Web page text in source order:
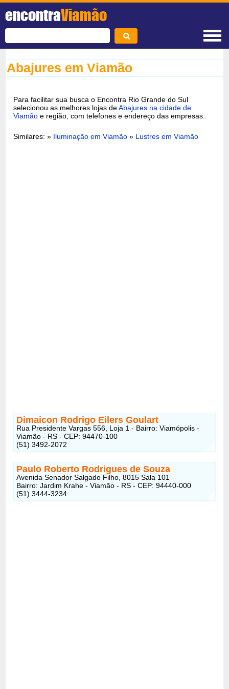
encontraViamão
Abajures em Viamão
Para facilitar sua busca o Encontra Rio Grande do Sul
selecionou as melhores lojas deAbajures na cidade de
Viamão e região, com telefones e endereço das empresas.
Similares: » Iluminação em Viamão » Lustres em Viamão
Dimaicon Rodrigo Eilers Goulart
Rua Presidente Vargas 556, Loja 1 - Bairro: Viamópolis -
Viamão - RS - CEP: 94470-100
(51) 3492-2072
Paulo Roberto Rodrigues de Souza
Avenida Senador Salgado Filho, 8015 Sala 101
Bairro: Jardim Krahe - Viamão - RS - CEP: 94440-000
(51) 3444-3234